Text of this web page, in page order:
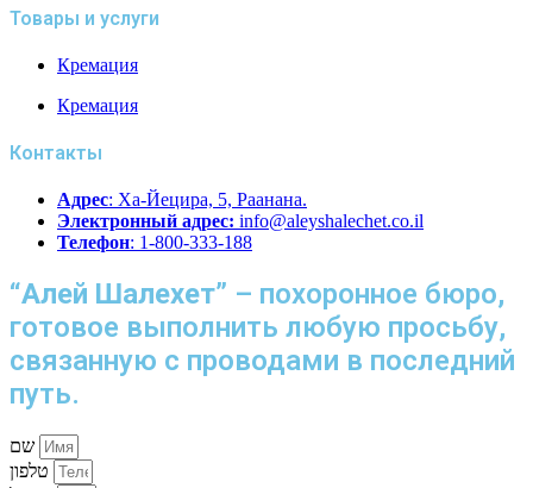
Товары и услуги
Кремация
Кремация
Контакты
Адрес: Ха-Йецира, 5, Раанана.
Электронный адрес: info@aleyshalechet.co.il
Телефон: 1-800-333-188
“Алей Шалехет” – похоронное бюро,
готовое выполнить любую просьбу,
связанную с проводами в последний
путь.